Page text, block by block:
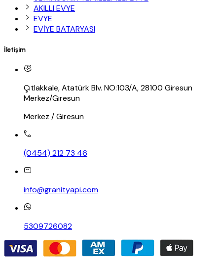
AKILLI EVYE
EVYE
EVİYE BATARYASI
İletişim
Çıtlakkale, Atatürk Blv. NO:103/A, 28100 Giresun
Merkez/Giresun
Merkez / Giresun
(0454) 212 73 46
info@granityapi.com
5309726082